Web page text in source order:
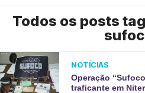
Todos os posts
NOTÍCIAS
Operação
traficante em